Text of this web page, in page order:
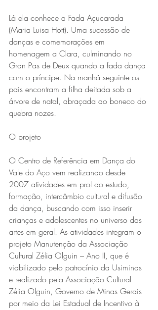
Lá ela conhece a Fada Açucarada
(Maria Luisa Hott). Uma sucessão de
danças e comemorações em
homenagem a Clara, culminando no
Gran Pas de Deux quando a fada dança
com o príncipe. Na manhã seguinte os
pais encontram a filha deitada sob a
árvore de natal, abraçada ao boneco do
quebra nozes.
O projeto
O Centro de Referência em Dança do
Vale do Aço vem realizando desde
2007 atividades em prol do estudo,
formação, intercâmbio cultural e difusão
da dança, buscando com isso inserir
crianças e adolescentes no universo das
artes em geral. As atividades integram o
projeto Manutenção da Associação
Cultural Zélia Olguin – Ano II, que é
viabilizado pelo patrocínio da Usiminas
e realizado pela Associação Cultural
Zélia Olguin, Governo de Minas Gerais
por meio da Lei Estadual de Incentivo à